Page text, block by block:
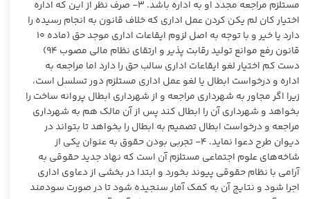
مستلزم مراجعه مجدد او به اداره باشد. ۳- صرف نظر از این که اداره
اختیار کان لم یکن کردن عمل اداری که خلاف قانون به انجام رسیده را
دارد یا خیر و با توجه به اصل لزوم ایقاعات اداری موجد حق (ماده ۱۰
قانون رفع موانع تولید رقابت پذیر و ارتقای نظام مالی مصوب ۹۴)
دست کم اختیار لغو ایقاعات اداری سالب حق را دارد اما مراجعه به
اداره و درخواست ابطال یا لغو عمل اداری مستلزم دور تسلسل است،
زیرا اگر مجاور به شهرداری مراجعه و از شهرداری ابطال پروانه ساخت را
بخواهد و شهرداری آن را ابطال کند پس از آن مالک هم به شهرداری
مراجعه و درخواست ابطال تصمیم به ابطال را بخواهد تا بتواند در
دیوان طرح دعوا نماید. ۴- تجربی بودن حقوق به عنوان یکی از
شاخه‌های علوم اجتماعی مستلزم آن است که نهاد جدید حقوقی به
آرامی با نظام حقوقی پیوند بخورد و ابتدا در بخشی از دعاوی اداری
اجرا شود و نتایج آن به کمک آمار سنجیده شود تا در صورت سودمند